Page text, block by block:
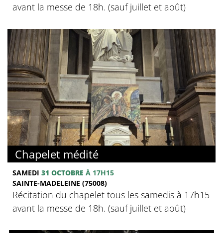
avant la messe de 18h. (sauf juillet et août)
Chapelet médité
SAMEDI 31 OCTOBRE À 17H15
SAINTE-MADELEINE (75008)
Récitation du chapelet tous les samedis à 17h15
avant la messe de 18h. (sauf juillet et août)